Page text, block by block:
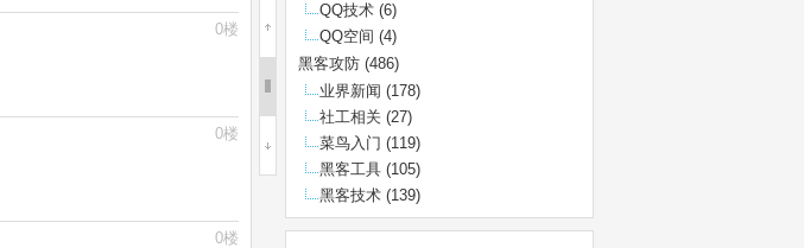
0楼
0楼
0楼
QQ技术 (6)
QQ空间 (4)
黑客攻防 (486)
业界新闻 (178)
社工相关 (27)
菜鸟入门 (119)
黑客工具 (105)
黑客技术 (139)